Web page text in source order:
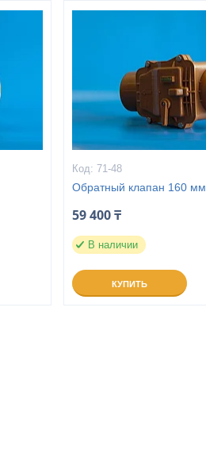
71-48
Обратный клапан 160 мм
59 400 ₸
В наличии
КУПИТЬ